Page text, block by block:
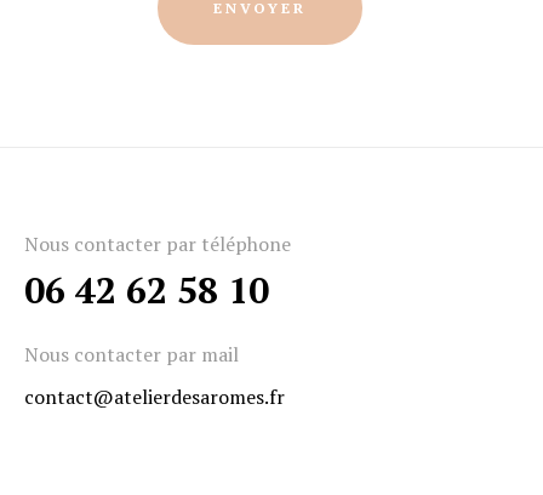
Nous contacter par téléphone
06 42 62 58 10
Nous contacter par mail
contact@atelierdesaromes.fr